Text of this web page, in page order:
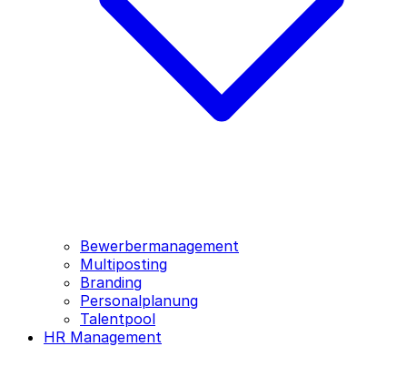
Bewerbermanagement
Multiposting
Branding
Personalplanung
Talentpool
HR Management